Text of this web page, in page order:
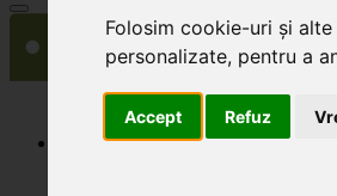
Folosim cookie-uri și
personalizate, pentru a
Accept Refuz
Produse